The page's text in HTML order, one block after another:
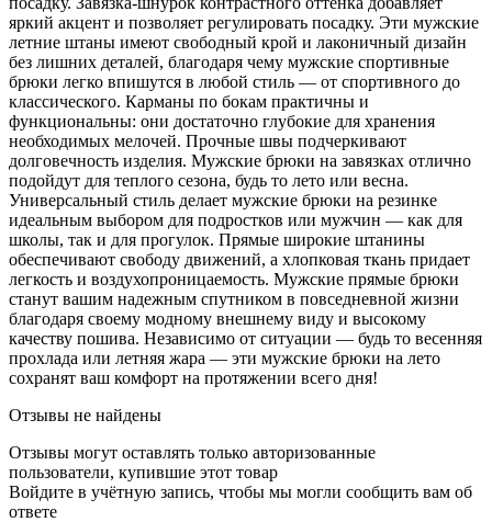
яркий акцент и позволяет регулировать посадку. Эти мужские
летние штаны имеют свободный крой и лаконичный дизайн
без лишних деталей, благодаря чему мужские спортивные
брюки легко впишутся в любой стиль — от спортивного до
классического. Карманы по бокам практичны и
функциональны: они достаточно глубокие для хранения
необходимых мелочей. Прочные швы подчеркивают
долговечность изделия. Мужские брюки на завязках отлично
подойдут для теплого сезона, будь то лето или весна.
Универсальный стиль делает мужские брюки на резинке
идеальным выбором для подростков или мужчин — как для
школы, так и для прогулок. Прямые широкие штанины
обеспечивают свободу движений, а хлопковая ткань придает
легкость и воздухопроницаемость. Мужские прямые брюки
станут вашим надежным спутником в повседневной жизни
благодаря своему модному внешнему виду и высокому
качеству пошива. Независимо от ситуации — будь то весенняя
прохлада или летняя жара — эти мужские брюки на лето
сохранят ваш комфорт на протяжении всего дня!
Отзывы не найдены
Отзывы могут оставлять только авторизованные
пользователи, купившие этот товар
Войдите в учётную запись, чтобы мы могли сообщить вам об
ответе